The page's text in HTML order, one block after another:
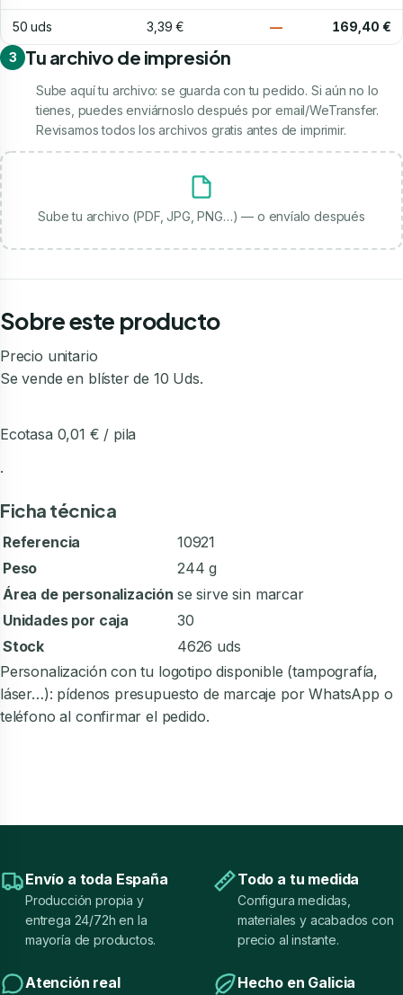
50 uds 3,39 € —
169,40 €
3
Tu archivo de impresión
Sube aquí tu archivo: se guarda con tu pedido. Si aún no lo
tienes, puedes enviárnoslo después por email/WeTransfer.
Revisamos todos los archivos gratis antes de imprimir.
Sube tu archivo (PDF, JPG, PNG…) — o envíalo después
Sobre este producto
Precio unitario
Se vende en blíster de 10 Uds.
Ecotasa 0,01 € / pila
.
Ficha técnica
Referencia
10921
Peso
244 g
Área de personalización se sirve sin marcar
Unidades por caja
30
Stock
4626 uds
Personalización con tu logotipo disponible (tampografía,
láser…): pídenos presupuesto de marcaje por WhatsApp o
teléfono al confirmar el pedido.
Envío a toda España
Producción propia y
entrega 24/72h en la
mayoría de productos.
Todo a tu medida
Configura medidas,
materiales y acabados con
precio al instante.
Atención real Hecho en Galicia